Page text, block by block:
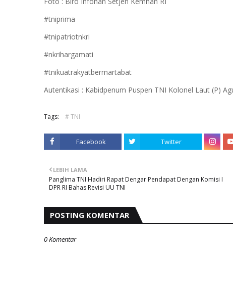
#tniprima
#tnipatriotnkri
#nkrihargamati
#tnikuatrakyatbermartabat
Autentikasi : Kabidpenum Puspen TNI Kolonel Laut (P)
Tags: # TNI
Facebook Twitter
LEBIH LAMA
Panglima TNI Hadiri Rapat Dengar Pendapat Dengan Komisi I
DPR RI Bahas Revisi UU TNI
POSTING KOMENTAR
0 Komentar